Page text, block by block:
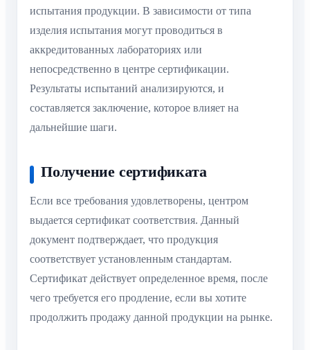
испытания продукции. В зависимости от типа
изделия испытания могут проводиться в
аккредитованных лабораториях или
непосредственно в центре сертификации.
Результаты испытаний анализируются, и
составляется заключение, которое влияет на
дальнейшие шаги.
Получение сертификата
Если все требования удовлетворены, центром
выдается сертификат соответствия. Данный
документ подтверждает, что продукция
соответствует установленным стандартам.
Сертификат действует определенное время, после
чего требуется его продление, если вы хотите
продолжить продажу данной продукции на рынке.